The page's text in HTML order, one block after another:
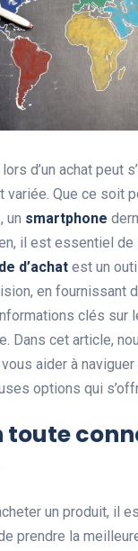
d’un achat peut
variée. Que ce soit
, un smartphone
il est essentiel
d’achat est un
en fournissant
clés sur
Dans cet article,
aider à
options qui
toute
un produit, il
prendre la